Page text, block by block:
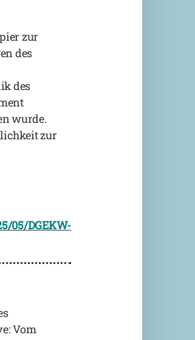
zur
des
des
wurde.
zur
05/DGEKW-
Vom